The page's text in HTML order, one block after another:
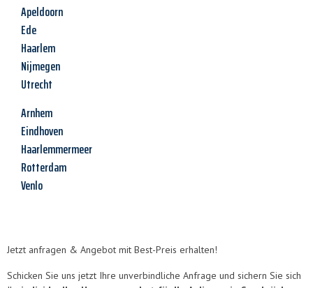
Apeldoorn
Ede
Haarlem
Nijmegen
Utrecht
Arnhem
Eindhoven
Haarlemmermeer
Rotterdam
Venlo
Jetzt anfragen & Angebot mit Best-Preis erhalten!
Schicken Sie uns jetzt Ihre unverbindliche Anfrage und sichern Sie sich